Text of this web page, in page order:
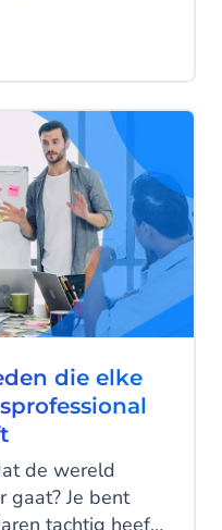
deze
die elke
de wereld
gaat? Je bent
tachtig heeft